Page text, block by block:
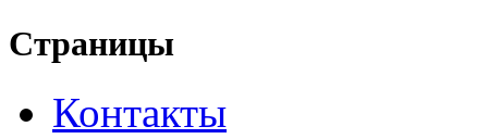
Страницы
Контакты